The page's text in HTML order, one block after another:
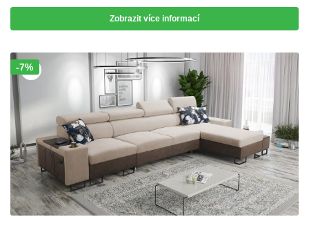
Zobrazit více informací
Sleva!
-7%